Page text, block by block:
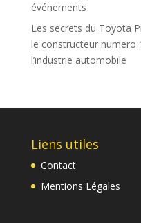
événements
Les secrets du Toyota
le constructeur numero
l’industrie automobile
Liens utiles
Contact
Mentions Légales